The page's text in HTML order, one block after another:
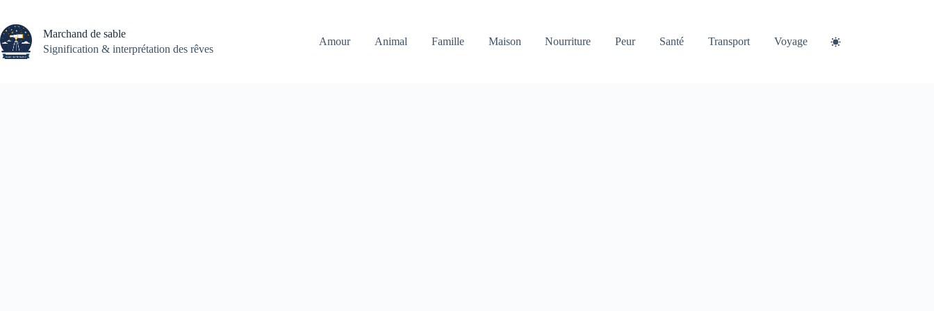
contenu
Marchand de sable
Signification & interprétation des rêves
Amour Animal Famille Maison Nourriture Peur Santé Transport Voyage